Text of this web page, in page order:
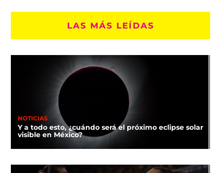
LAS MÁS LEÍDAS
NOTICIAS
Y a todo esto, ¿cuándo será el próximo eclipse solar
visible en México?